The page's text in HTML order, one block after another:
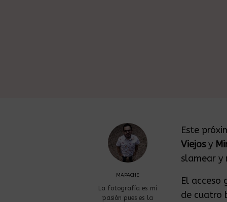
MAPACHE
La fotografía es mi
pasión pues es la
Este
Viejosy
slamear y
El acceso
de cuatro